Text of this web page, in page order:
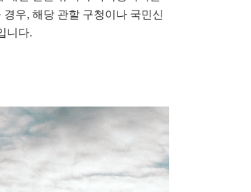
우, 해당 관할 구청이나 국민신
니다.